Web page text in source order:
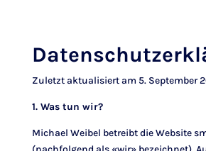
Zuletzt aktualisiert am 5. September
1. Was tun wir?
Michael Weibel betreibt die Website